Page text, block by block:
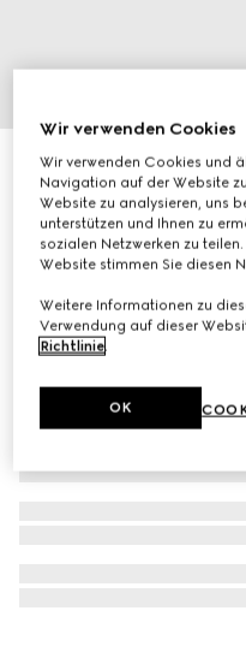
Éclat De Beauté Effet
£22
Wir verwenden Cookies
Wir verwenden Cookies und
Navigation auf der Website
Website zu analysieren, uns
unterstützen und Ihnen zu
sozialen Netzwerken zu
Website stimmen Sie diesen
Weitere Informationen zu
Verwendung auf dieser
Richtlinie.
OK